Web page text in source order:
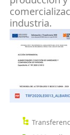
industria.